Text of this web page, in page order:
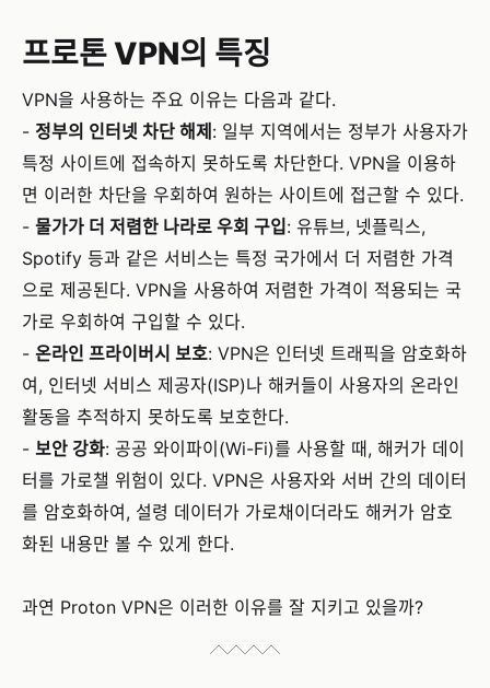
프로톤 VPN의 특징
VPN을 사용하는 주요 이유는 다음과 같다.
- 정부의 인터넷 차단 해제 : 일부 지역에서는 정부가 사용자가
특정 사이트에 접속하지 못하도록 차단한다. VPN을 이용하
면 이러한 차단을 우회하여 원하는 사이트에 접근할 수 있다.
- 물가가 더 저렴한 나라로 우회 구입 : 유튜브, 넷플릭스,
Spotify 등과 같은 서비스는 특정 국가에서 더 저렴한 가격
으로 제공된다. VPN을 사용하여 저렴한 가격이 적용되는 국
가로 우회하여 구입할 수 있다.
- 온라인 프라이버시 보호: VPN은 인터넷 트래픽을 암호화하
여, 인터넷 서비스 제공자(ISP)나 해커들이 사용자의 온라인
활동을 추적하지 못하도록 보호한다.
- 보안 강화: 공공 와이파이(Wi-Fi)를 사용할 때, 해커가 데이
터를 가로챌 위험이 있다. VPN은 사용자와 서버 간의 데이터
를 암호화하여, 설령 데이터가 가로채이더라도 해커가 암호
화된 내용만 볼 수 있게 한다.
과연 Proton VPN은 이러한 이유를 잘 지키고 있을까?